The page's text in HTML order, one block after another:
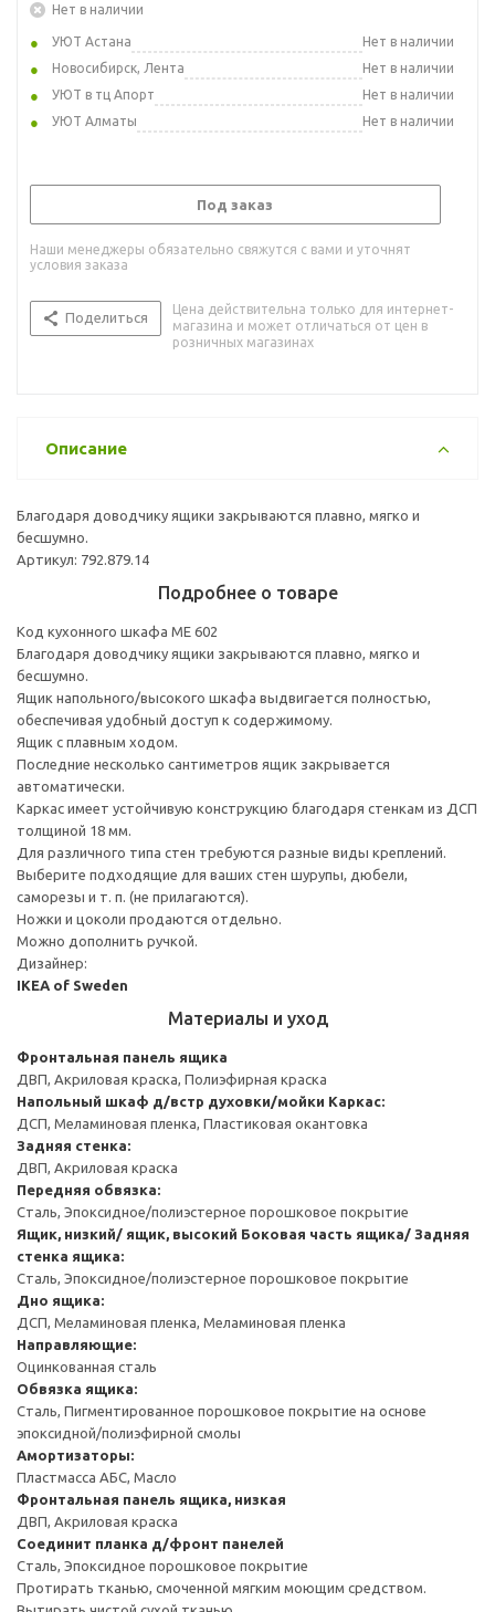
Нет в наличии
УЮТ Астана
Нет в наличии
Новосибирск, Лента
Нет в наличии
УЮТ в тц Апорт
Нет в наличии
УЮТ Алматы
Нет в наличии
Под заказ
Наши менеджеры обязательно свяжутся с вами и уточнят
условия заказа
Поделиться
Цена действительна только для интернет-
магазина и может отличаться от цен в
розничных магазинах
Описание
Благодаря доводчику ящики закрываются плавно, мягко и
бесшумно.
Артикул: 792.879.14
Подробнее о товаре
Код кухонного шкафа ME 602
Благодаря доводчику ящики закрываются плавно, мягко и
бесшумно.
Ящик напольного/высокого шкафа выдвигается полностью,
обеспечивая удобный доступ к содержимому.
Ящик с плавным ходом.
Последние несколько сантиметров ящик закрывается
автоматически.
Каркас имеет устойчивую конструкцию благодаря стенкам из ДСП
толщиной 18 мм.
Для различного типа стен требуются разные виды креплений.
Выберите подходящие для ваших стен шурупы, дюбели,
саморезы и т. п. (не прилагаются).
Ножки и цоколи продаются отдельно.
Можно дополнить ручкой.
Дизайнер:
IKEA of Sweden
Материалы и уход
Фронтальная панель ящика
ДВП, Акриловая краска, Полиэфирная краска
Напольный шкаф д/встр духовки/мойки Каркас:
ДСП, Меламиновая пленка, Пластиковая окантовка
Задняя стенка:
ДВП, Акриловая краска
Передняя обвязка:
Сталь, Эпоксидное/полиэстерное порошковое покрытие
Ящик, низкий/ ящик, высокий Боковая часть ящика/ Задняя
стенка ящика:
Сталь, Эпоксидное/полиэстерное порошковое покрытие
Дно ящика:
ДСП, Меламиновая пленка, Меламиновая пленка
Направляющие:
Оцинкованная сталь
Обвязка ящика:
Сталь, Пигментированное порошковое покрытие на основе
эпоксидной/полиэфирной смолы
Амортизаторы:
Пластмасса АБС, Масло
Фронтальная панель ящика, низкая
ДВП, Акриловая краска
Соединит планка д/фронт панелей
Сталь, Эпоксидное порошковое покрытие
Протирать тканью, смоченной мягким моющим средством.